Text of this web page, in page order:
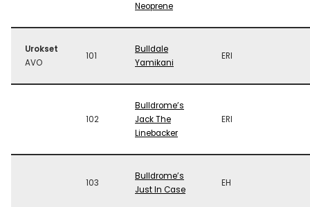
Neoprene
Urokset
AVO
101
Bulldale
Yamikani
ERI
102
Bulldrome’s
Jack The
Linebacker
ERI
103
Bulldrome’s
Just In Case
EH